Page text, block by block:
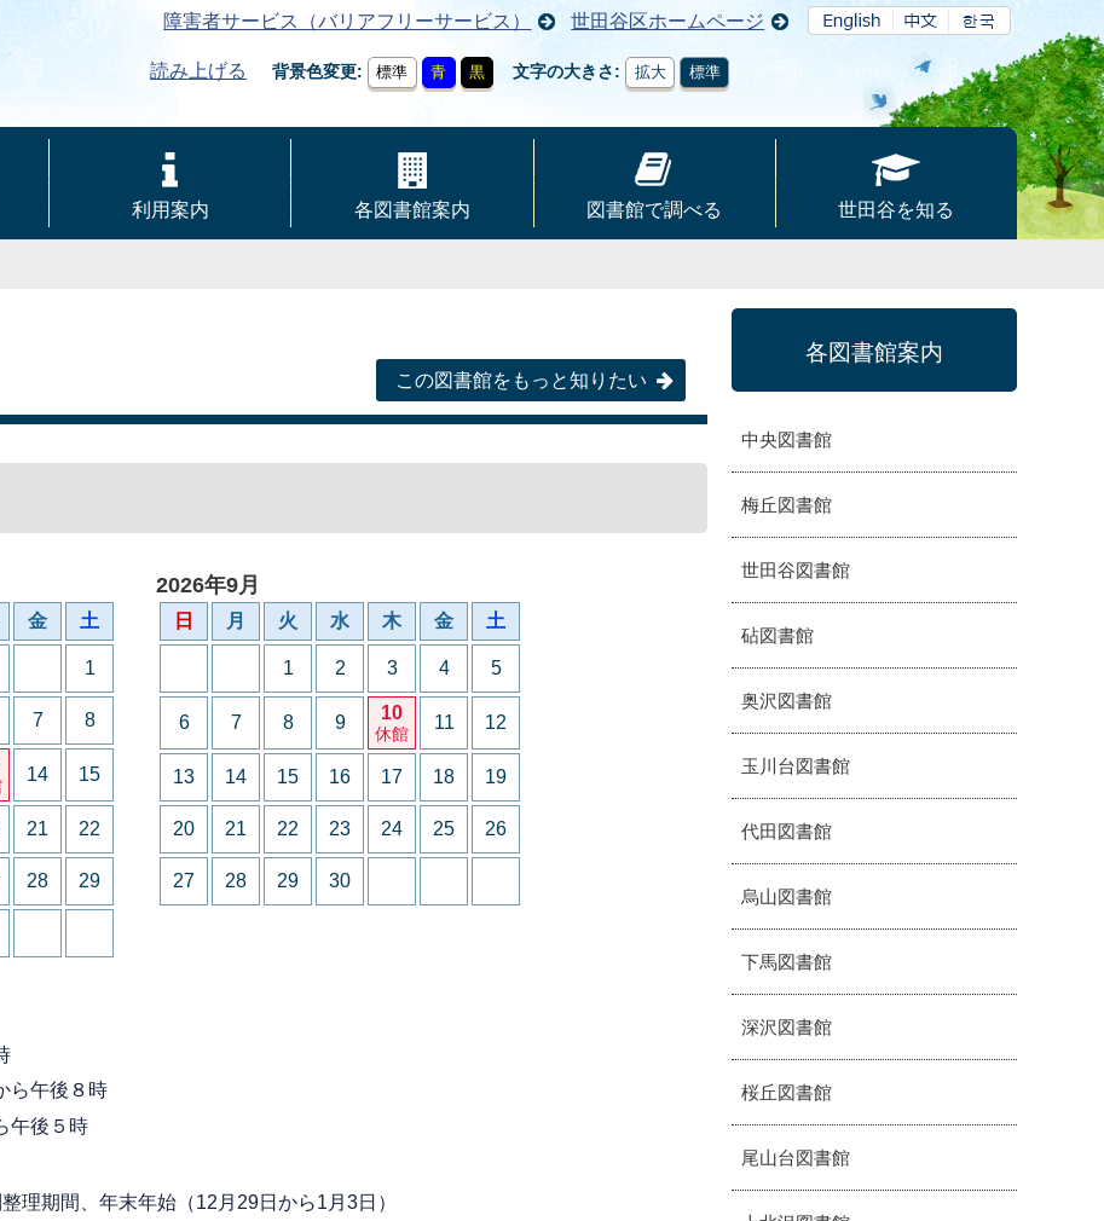
障害者サービス（バリアフリーサービス） 世田谷区ホームページ
読み上げる 背景色変更 標準 青 黒 文字の大きさ 拡大 標準
利用案内 各図書館案内 図書館で調べる 世田谷を知る
この図書館をもっと知りたい
金 土
1
7 8
14 15
21 22
28 29
2026年9月
日 月 火 水 木 金 土
1 2 3 4 5
6 7 8 9 10
休館
11 12
13 14 15 16 17 18 19
20 21 22 23 24 25 26
27 28 29 30
ら午後８時
午後５時
理期間、年末年始（12月29日から1月3日）
各図書館案内
中央図書館
梅丘図書館
世田谷図書館
砧図書館
奥沢図書館
玉川台図書館
代田図書館
烏山図書館
下馬図書館
深沢図書館
桜丘図書館
尾山台図書館